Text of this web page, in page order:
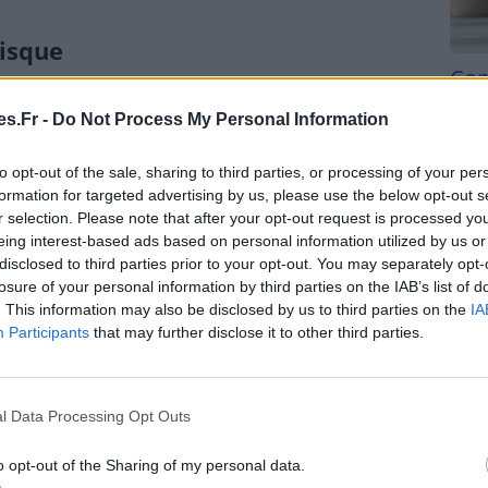
- Do Not Process My Personal Information
opt-out of the sale, sharing to third parties, or processing of your
for targeted advertising by us, please use the below opt-out
selection. Please note that after your opt-out request is processed
interest-based ads based on personal information utilized by us
to third parties prior to your opt-out. You may separately
of your personal information by third parties on the IAB’s list of
This information may also be disclosed by us to third parties on the
Participants that may further disclose it to other third parties.
Data Processing Opt Outs
opt-out of the Sharing of my personal data.
dû à un déséquilibre hormonal durant la
par le placenta, comme la placentocrine,
à l’insuline, provoquant une résistance à cette
pas à produire suffisamment d’insuline pour
sanguin augmente.
:
de masse corporelle élevé avant la grossesse
ont un risque accru.
Tri
du